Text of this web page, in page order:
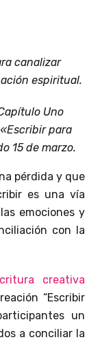
canalizar
espiritual.
Uno
para
15 de marzo.
pérdida y que
es una vía
emociones y
con la
creativa
“Escribir
un
a conciliar la